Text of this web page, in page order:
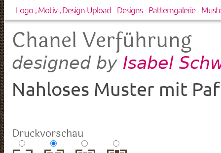
Logo-, Motiv-, Design-Upload Designs Patterngalerie
Chanel Verführung
designed by Isabel
Nahloses Muster mit
Druckvorschau